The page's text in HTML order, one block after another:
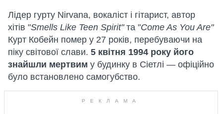
Лідер гурту Nirvana, вокаліст і гітарист, автор
хітів "Smells Like Teen Spirit"та "Come As You Are"
Курт Кобейн помер у 27 років, перебуваючи на
піку світової слави. 5 квітня 1994 року його
знайшли мертвим у будинку в Сіетлі — офіційно
було встановлено самогубство.